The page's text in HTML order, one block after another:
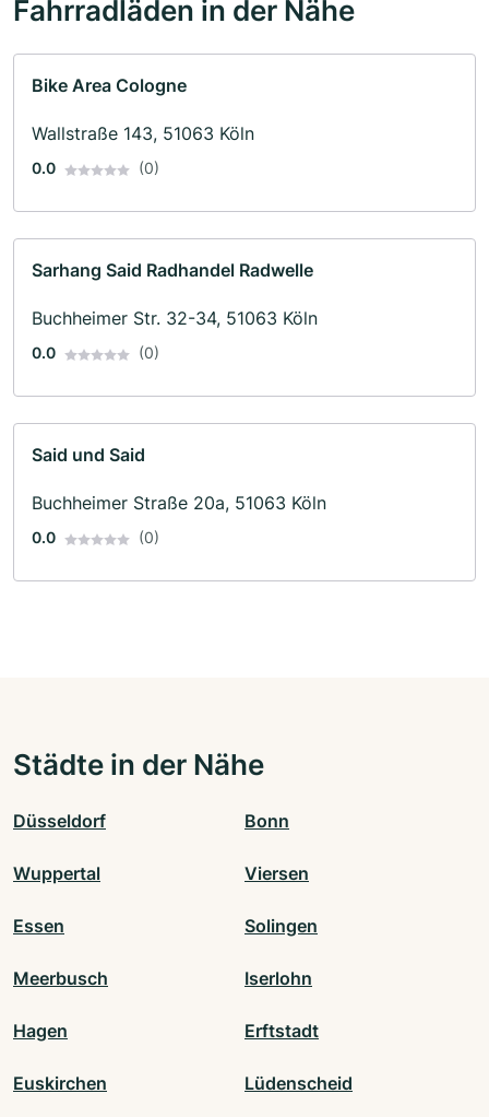
Fahrradläden in der Nähe
Bike Area Cologne
Wallstraße 143, 51063 Köln
0.0 (0)
Sarhang Said Radhandel Radwelle
Buchheimer Str. 32-34, 51063 Köln
0.0 (0)
Said und Said
Buchheimer Straße 20a, 51063 Köln
0.0 (0)
Städte in der Nähe
Düsseldorf Bonn
Wuppertal Viersen
Essen Solingen
Meerbusch Iserlohn
Hagen Erftstadt
Euskirchen Lüdenscheid